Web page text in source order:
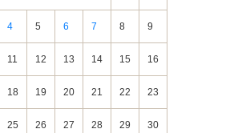
4 5 6 7 8 9
11 12 13 14 15 16
18 19 20 21 22 23
25 26 27 28 29 30